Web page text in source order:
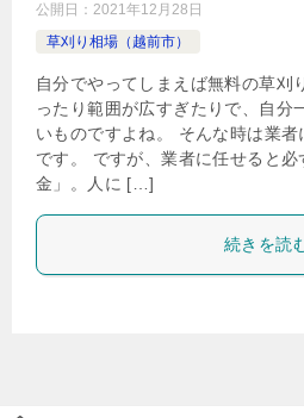
公開日： 2021年12月28日
草刈り相場（越前市）
自分でやってしまえば無料の草刈
ったり範囲が広すぎたりで、自分
いものですよね。 そんな時は業
です。 ですが、業者に任せると
金」。人に […]
続きを読